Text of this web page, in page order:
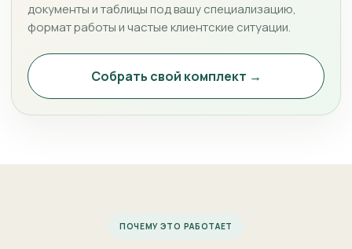
документы и таблицы под вашу специализацию,
формат работы и частые клиентские ситуации.
Собрать свой комплект →
ПОЧЕМУ ЭТО РАБОТАЕТ